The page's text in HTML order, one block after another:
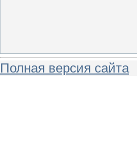
Полная версия сайта